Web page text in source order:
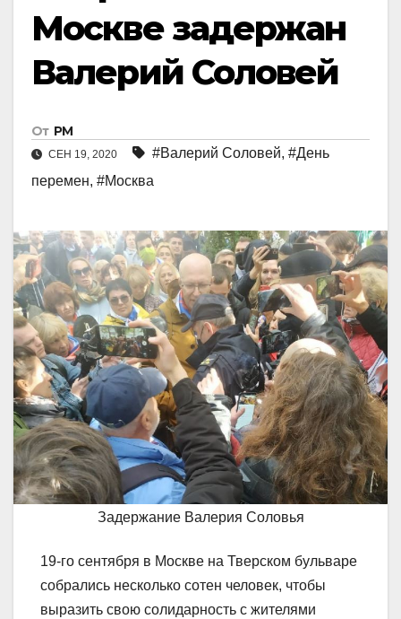
Москве задержан
Валерий Соловей
От РМ
СЕН 19, 2020 #Валерий Соловей, #День
перемен, #Москва
Задержание Валерия Соловья
19-го сентября в Москве на Тверском бульваре
собрались несколько сотен человек, чтобы
выразить свою солидарность с жителями